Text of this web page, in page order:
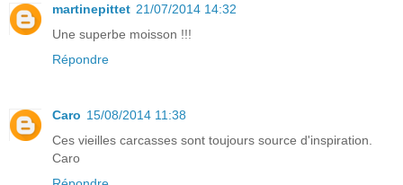
martinepittet 21/07/2014 14:32
Une superbe moisson !!!
Répondre
Caro 15/08/2014 11:38
Ces vieilles carcasses sont toujours source d'inspiration.
Caro